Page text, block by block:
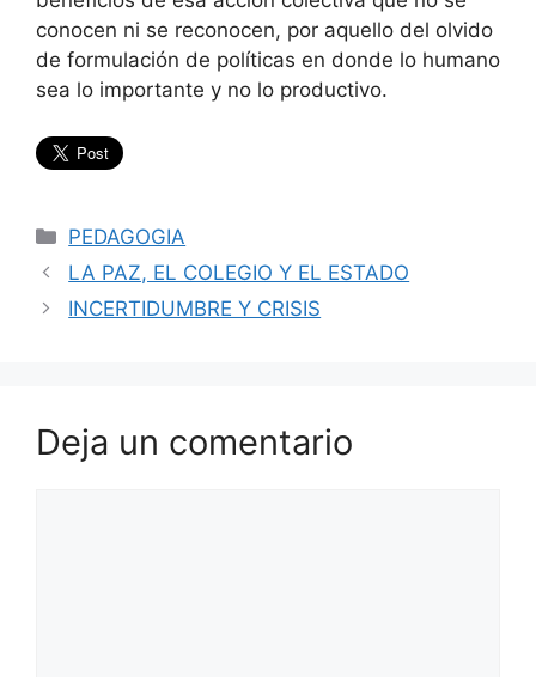
conocen ni se reconocen, por aquello del olvido
de formulación de políticas en donde lo humano
sea lo importante y no lo productivo.
Categorías
PEDAGOGIA
LA PAZ, EL COLEGIO Y EL ESTADO
INCERTIDUMBRE Y CRISIS
Deja un comentario